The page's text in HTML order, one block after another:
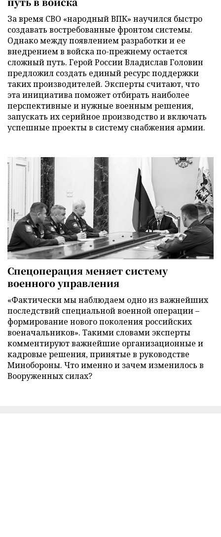
За время СВО «народный ВПК» научился быстро
создавать востребованные фронтом системы.
Однако между появлением разработки и ее
внедрением в войска по-прежнему остается
сложный путь. Герой России Владислав Головин
предложил создать единый ресурс поддержки
таких производителей. Эксперты считают, что
эта инициатива поможет отбирать наиболее
перспективные и нужные военным решения,
запускать их серийное производство и включать
успешные проекты в систему снабжения армии.
Спецоперация меняет систему
военного управления
«Фактически мы наблюдаем одно из важнейших
последствий специальной военной операции –
формирование нового поколения российских
военачальников». Такими словами эксперты
комментируют важнейшие организационные и
кадровые решения, принятые в руководстве
Минобороны. Что именно и зачем изменилось в
Вооруженных силах?